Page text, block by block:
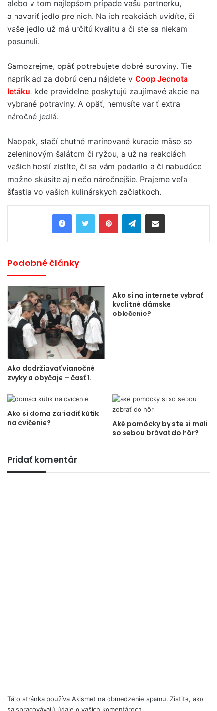
alebo v tom najlepšom prípade vašu partnerku,
a navariť jedlo pre nich. Na ich reakciách uvidíte, či
vaše jedlo už má určitú kvalitu a či ste sa niekam
posunuli.
Samozrejme, opäť potrebujete dobré suroviny. Tie
napríklad za dobrú cenu nájdete v Coop Jednota
letáku, kde pravidelne poskytujú zaujímavé akcie na
vybrané potraviny. A opäť, nemusíte variť extra
náročné jedlá.
Naopak, stačí chutné marinované kuracie mäso so
zeleninovým šalátom či ryžou, a už na reakciách
vašich hostí zistíte, či sa vám podarilo a či nabudúce
možno skúsite aj niečo náročnejšie. Prajeme veľa
šťastia vo vašich kulinárskych začiatkoch.
PinterestTelegramShare via Email
Podobné články
Ako dodržiavať vianočné
zvyky a obyčaje – časť 1.
Ako si na internete vybrať
kvalitné dámske
oblečenie?
Ako si doma zariadiť kútik
na cvičenie?
Aké pomôcky by ste si mali
so sebou brávať do hôr?
Pridať komentár
Táto stránka používa Akismet na obmedzenie spamu. Zistite, ako
sa spracovávajú údaje o vašich komentároch.